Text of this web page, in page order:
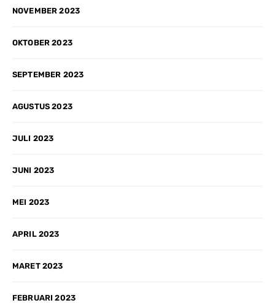
NOVEMBER 2023
OKTOBER 2023
SEPTEMBER 2023
AGUSTUS 2023
JULI 2023
JUNI 2023
MEI 2023
APRIL 2023
MARET 2023
FEBRUARI 2023